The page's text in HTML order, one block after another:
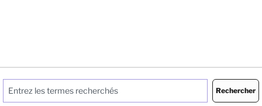
Rechercher